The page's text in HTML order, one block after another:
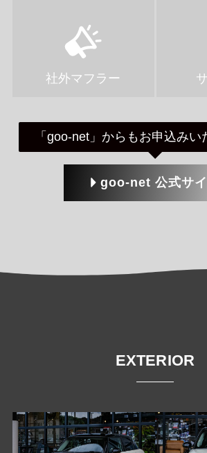
社外マフラー
「goo-net」からもお申込みい
goo-net 公式サイ
EXTERIOR